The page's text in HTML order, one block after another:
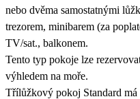
nebo dvěma samostatnými
trezorem, minibarem (za
TV/sat., balkonem.
Tento typ pokoje lze
výhledem na moře.
Třílůžkový pokoj Standard má